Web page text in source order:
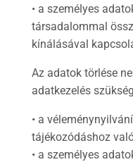
• a személyes
társadalommal
kínálásával
Az adatok törlése
adatkezelés
• a
tájékozódáshoz
• a személyes